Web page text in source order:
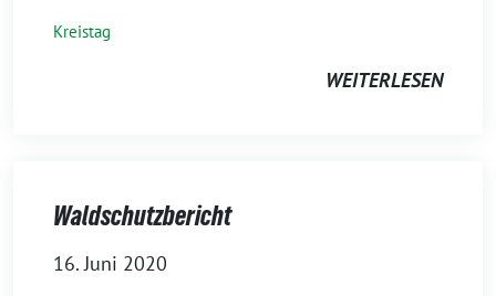
Kreistag
WEITERLESEN
Waldschutzbericht
16. Juni 2020